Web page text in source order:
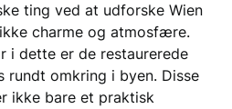
ting ved at udforske Wien
charme og atmosfære.
i dette er de restaurerede
rundt omkring i byen. Disse
ikke bare et praktisk